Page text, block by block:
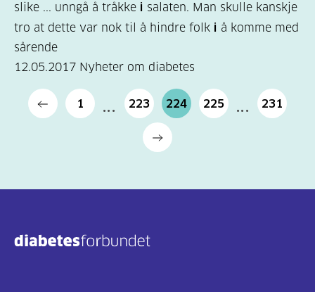
slike ... unngå å tråkke i salaten. Man skulle kanskje
tro at dette var nok til å hindre folk i å komme med
sårende
12.05.2017 Nyheter om diabetes
1 223 224 225 231